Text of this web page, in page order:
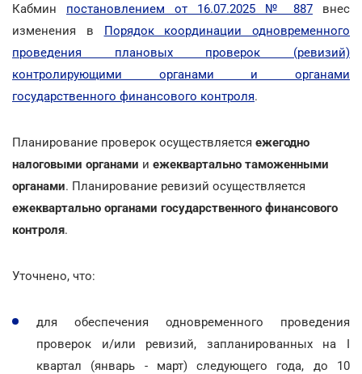
Кабмин постановлением от 16.07.2025 № 887 внес
изменения в Порядок координации одновременного
проведения плановых проверок (ревизий)
контролирующими органами и органами
государственного финансового контроля.
Планирование проверок осуществляется ежегодно
налоговыми органами и ежеквартально таможенными
органами. Планирование ревизий осуществляется
ежеквартально органами государственного финансового
контроля.
Уточнено, что:
для обеспечения одновременного проведения
проверок и/или ревизий, запланированных на I
квартал (январь - март) следующего года, до 10